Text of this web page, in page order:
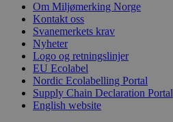
Om Miljømerking Norge
Kontakt oss
Svanemerkets krav
Nyheter
Logo og retningslinjer
EU Ecolabel
Nordic Ecolabelling Portal
Supply Chain Declaration Portal
English website